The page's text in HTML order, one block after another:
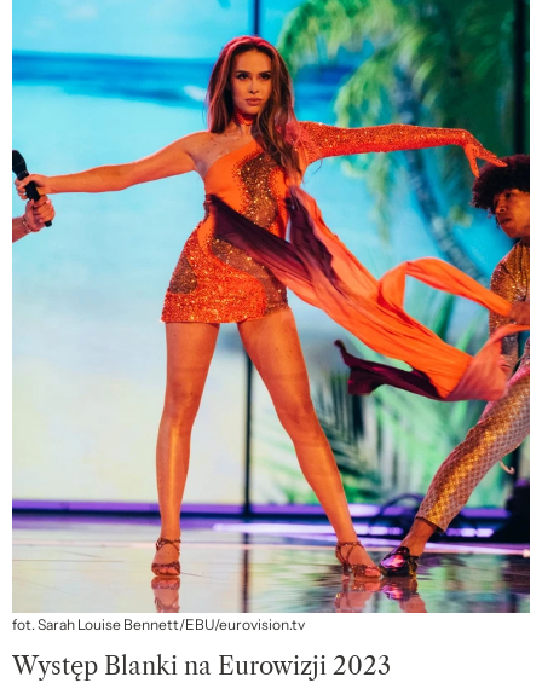
fot. Sarah Louise Bennett/EBU/eurovision.tv
Występ Blanki na Eurowizji 2023